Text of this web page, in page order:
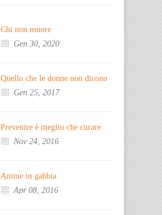
Chi non muore
Gen 30, 2020
Quello che le donne non dicono
Gen 25, 2017
Prevenire è meglio che curare
Nov 24, 2016
Anime in gabbia
Apr 08, 2016